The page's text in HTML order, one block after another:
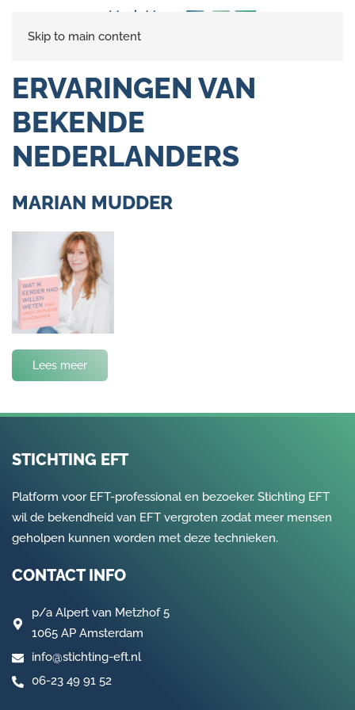
Skip to main content
ERVARINGEN VAN
BEKENDE
NEDERLANDERS
MARIAN MUDDER
Lees meer
STICHTING EFT
Platform voor EFT-professional en bezoeker. Stichting EFT
wil de bekendheid van EFT vergroten zodat meer mensen
geholpen kunnen worden met deze technieken.
CONTACT INFO
p/a Alpert van Metzhof 5
1065 AP Amsterdam
info@stichting-eft.nl
06-23 49 91 52